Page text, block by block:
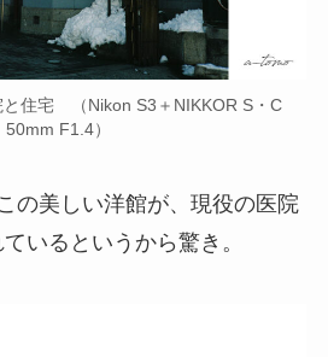
と住宅 （Nikon S3＋NIKKOR S・C
50mm F1.4）
の美しい洋館が、現役の医院
いるというから驚き。